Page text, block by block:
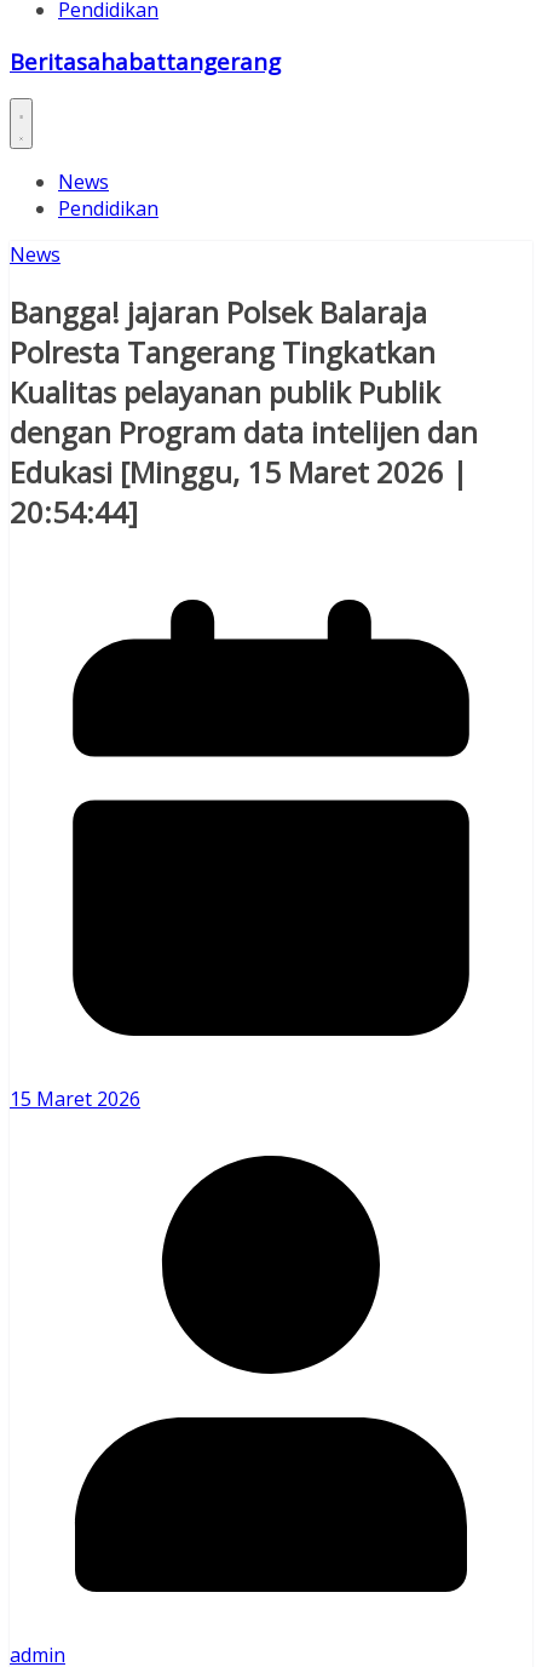
Pendidikan
Beritasahabattangerang
News
Pendidikan
News
Bangga! jajaran Polsek Balaraja
Polresta Tangerang Tingkatkan
Kualitas pelayanan publik Publik
dengan Program data intelijen dan
Edukasi [Minggu, 15 Maret 2026 |
20:54:44]
15 Maret 2026
admin